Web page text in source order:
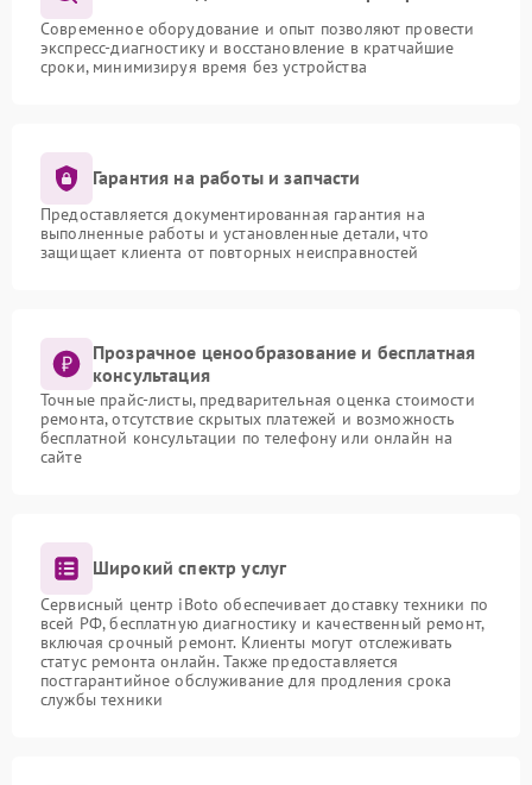
Современное оборудование и опыт позволяют провести
экспресс-диагностику и восстановление в кратчайшие
сроки, минимизируя время без устройства
Гарантия на работы и запчасти
Предоставляется документированная гарантия на
выполненные работы и установленные детали, что
защищает клиента от повторных неисправностей
Прозрачное ценообразование и бесплатная
консультация
Точные прайс-листы, предварительная оценка стоимости
ремонта, отсутствие скрытых платежей и возможность
бесплатной консультации по телефону или онлайн на
сайте
Широкий спектр услуг
Сервисный центр iBoto обеспечивает доставку техники по
всей РФ, бесплатную диагностику и качественный ремонт,
включая срочный ремонт. Клиенты могут отслеживать
статус ремонта онлайн. Также предоставляется
постгарантийное обслуживание для продления срока
службы техники